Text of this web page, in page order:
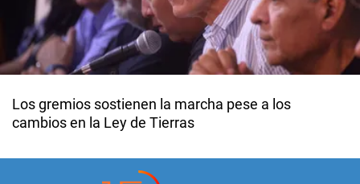
Los gremios sostienen la marcha pese a los
cambios en la Ley de Tierras